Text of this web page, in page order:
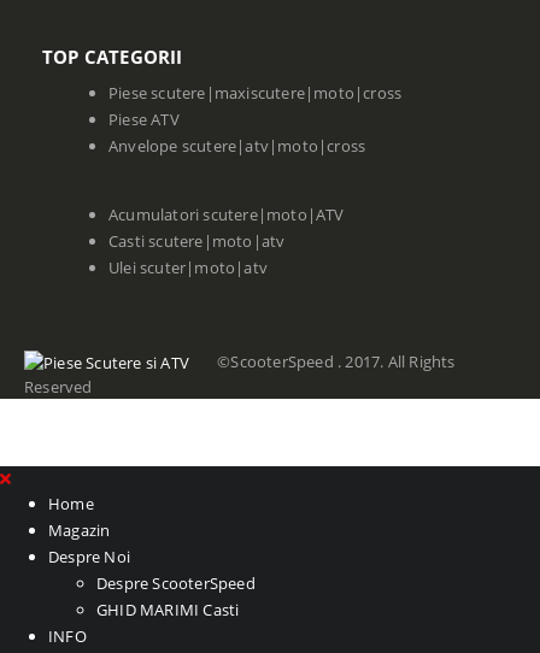
TOP CATEGORII
Piese scutere|maxiscutere|moto|cross
Piese ATV
Anvelope scutere|atv|moto|cross
Acumulatori scutere|moto|ATV
Casti scutere|moto|atv
Ulei scuter|moto|atv
©ScooterSpeed . 2017. All Rights
Reserved
Home
Magazin
Despre Noi
Despre ScooterSpeed
GHID MARIMI Casti
INFO